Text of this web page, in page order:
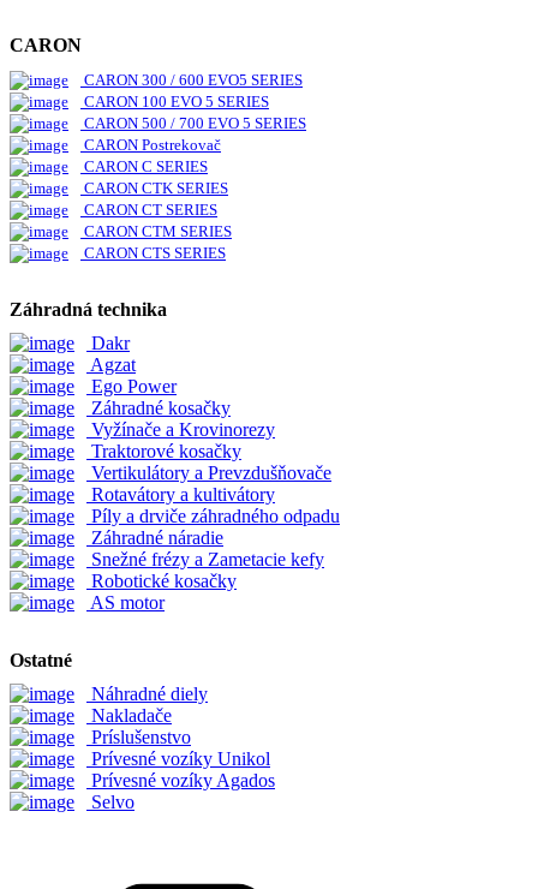
CARON
CARON 300 / 600 EVO5 SERIES
CARON 100 EVO 5 SERIES
CARON 500 / 700 EVO 5 SERIES
CARON Postrekovač
CARON C SERIES
CARON CTK SERIES
CARON CT SERIES
CARON CTM SERIES
CARON CTS SERIES
Záhradná technika
Dakr
Agzat
Ego Power
Záhradné kosačky
Vyžínače a Krovinorezy
Traktorové kosačky
Vertikulátory a Prevzdušňovače
Rotavátory a kultivátory
Píly a drviče záhradného odpadu
Záhradné náradie
Snežné frézy a Zametacie kefy
Robotické kosačky
AS motor
Ostatné
Náhradné diely
Nakladače
Príslušenstvo
Prívesné vozíky Unikol
Prívesné vozíky Agados
Selvo